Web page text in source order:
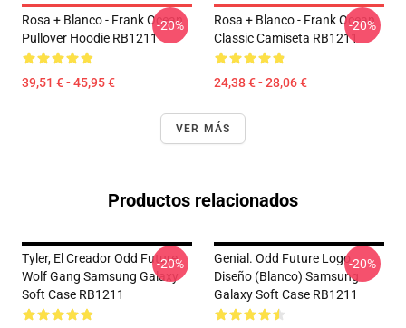
Rosa + Blanco - Frank Ocean
Pullover Hoodie RB1211
39,51 € - 45,95 €
-20%
Rosa + Blanco - Frank Ocean
Classic Camiseta RB1211
24,38 € - 28,06 €
-20%
VER MÁS
Productos relacionados
Tyler, El Creador Odd Future
Wolf Gang Samsung Galaxy
Soft Case RB1211
-20%
Genial. Odd Future Logo
Diseño (blanco) Samsung
Galaxy Soft Case RB1211
-20%